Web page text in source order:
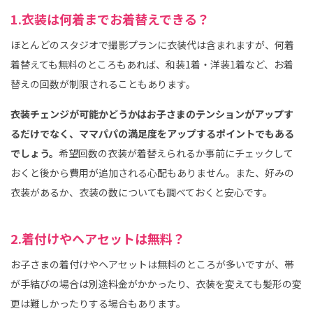
1.衣装は何着までお着替えできる？
ほとんどのスタジオで撮影プランに衣装代は含まれますが、何着
着替えても無料のところもあれば、和装1着・洋装1着など、お着
替えの回数が制限されることもあります。
衣装チェンジが可能かどうかはお子さまのテンションがアップす
るだけでなく、ママパパの満足度をアップするポイントでもある
でしょう。 希望回数の衣装が着替えられるか事前にチェックして
おくと後から費用が追加される心配もありません。また、好みの
衣装があるか、衣装の数についても調べておくと安心です。
2.着付けやヘアセットは無料？
お子さまの着付けやヘアセットは無料のところが多いですが、帯
が手結びの場合は別途料金がかかったり、衣装を変えても髪形の変
更は難しかったりする場合もあります。